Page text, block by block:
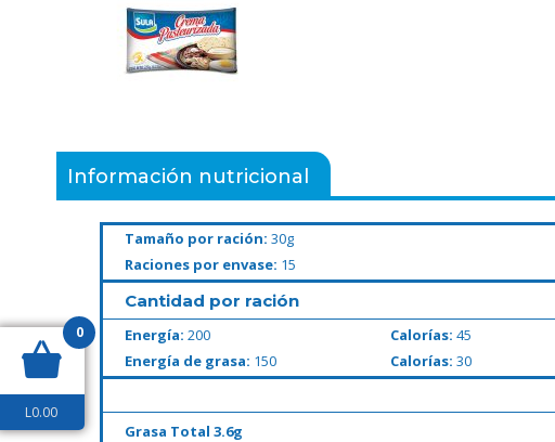
Información nutricional
Tamaño por ración: 30g
Raciones por envase: 15
Cantidad por ración
Energía: 200 Calorías: 45
Energía de grasa: 150 Calorías: 30
Grasa Total 3.6g
0
L0.00